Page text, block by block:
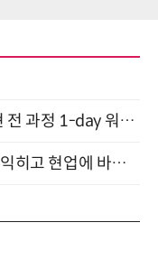
UX 기획·DESIGN.md 설계·AI 구현 전 과정 1-day 워크숍 with Claude Code·Codex 9월 15일 개최
단 하루, 이론과 실습으로 하네스를 익히고 현업에 바로 쓰는 핸즈온 워크숍 (8/20)